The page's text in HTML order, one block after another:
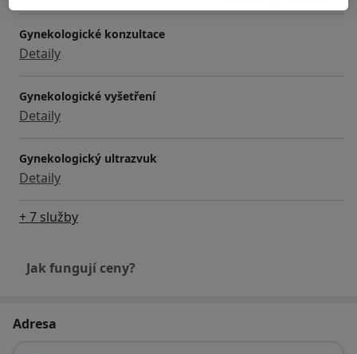
Gynekologické konzultace
Detaily
Gynekologické vyšetření
Detaily
Gynekologický ultrazvuk
Detaily
+ 7 služby
Jak fungují ceny?
Adresa